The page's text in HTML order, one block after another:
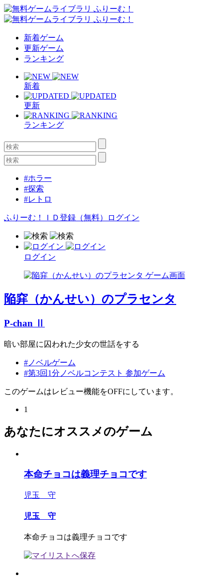
新着ゲーム
更新ゲーム
ランキング
新着
更新
ランキング
#ホラー
#探索
#レトロ
ふりーむ！ＩＤ登録（無料） ログイン
ログイン
陥穽（かんせい）のプラセンタ
P-chan Ⅱ
暗い部屋に囚われた少女の世話をする
#ノベルゲーム
#第3回1分ノベルコンテスト 参加ゲーム
このゲームはレビュー機能をOFFにしています。
1
あなたにオススメのゲーム
本命チョコは義理チョコです
児玉 守
児玉 守
本命チョコは義理チョコです